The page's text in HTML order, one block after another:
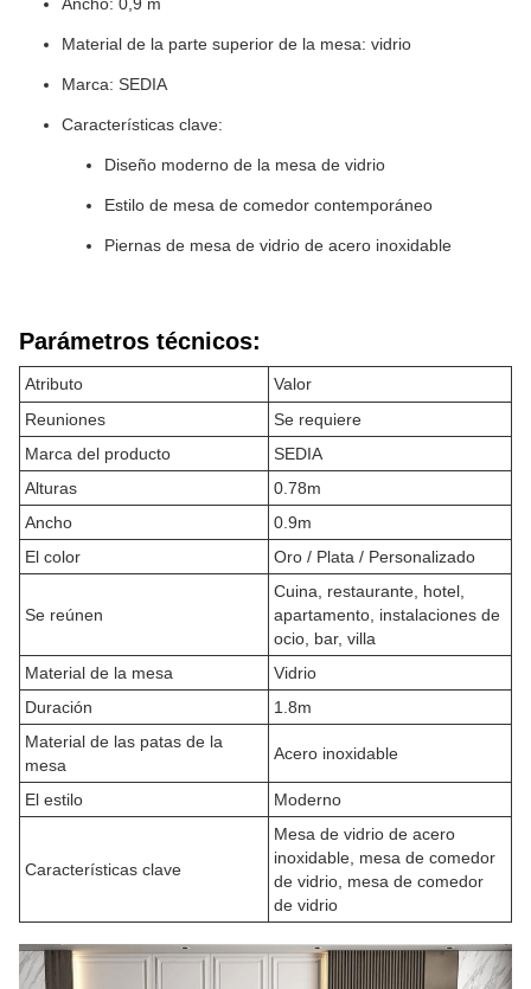
Material de la parte superior de la mesa: vidrio
Marca: SEDIA
Características clave:
Diseño moderno de la mesa de vidrio
Estilo de mesa de comedor contemporáneo
Piernas de mesa de vidrio de acero inoxidable
Parámetros técnicos:
Atributo
Valor
Reuniones
Se requiere
Marca del producto
SEDIA
Alturas
0.78m
Ancho
0.9m
El color
Oro / Plata / Personalizado
Se reúnen
Cuina, restaurante, hotel,
apartamento, instalaciones de
ocio, bar, villa
Material de la mesa
Vidrio
Duración
1.8m
Material de las patas de la
mesa
Acero inoxidable
El estilo Moderno
Características clave
Mesa de vidrio de acero
inoxidable, mesa de comedor
de vidrio, mesa de comedor
de vidrio